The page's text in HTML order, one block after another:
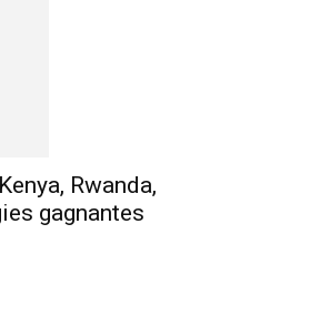
Rwanda,
gagnantes